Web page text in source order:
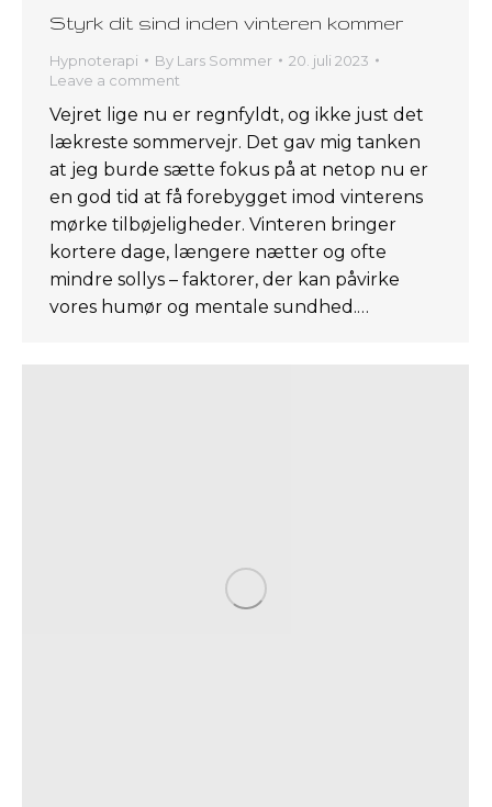
Styrk dit sind inden vinteren kommer
Hypnoterapi By Lars Sommer
20. juli 2023
Leave a comment
Vejret lige nu er regnfyldt, og ikke just det
lækreste sommervejr. Det gav mig tanken
at jeg burde sætte fokus på at netop nu er
en god tid at få forebygget imod vinterens
mørke tilbøjeligheder. Vinteren bringer
kortere dage, længere nætter og ofte
mindre sollys – faktorer, der kan påvirke
vores humør og mentale sundhed.…